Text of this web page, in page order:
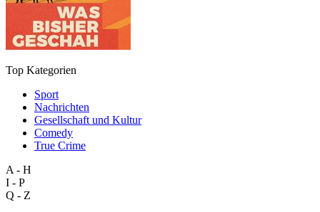
Top Kategorien
Sport
Nachrichten
Gesellschaft und Kultur
Comedy
True Crime
A - H
I - P
Q - Z